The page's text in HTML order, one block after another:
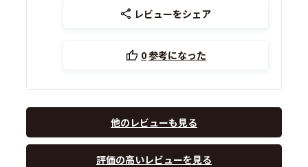
レビューをシェア
0参考になった
他のレビューも見る
評価の高いレビューを見る